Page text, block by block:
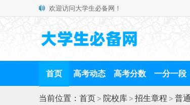
欢迎访问大学生必备网！
首页 高考动态 高考分数 一分一段
当前位置： 首页> 院校库> 招生章程 > 普